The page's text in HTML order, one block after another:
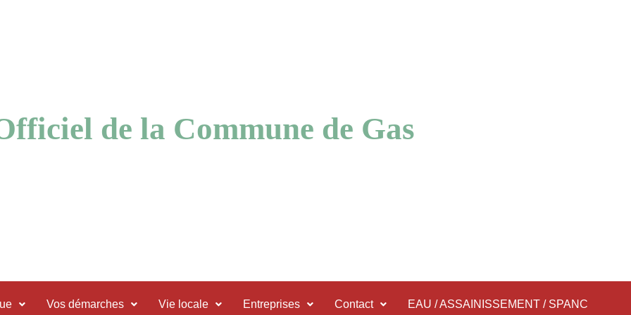
de la Commune de Gas
Vos démarches Vie locale Entreprises Contact EAU / ASSAINISSEMENT / SPANC